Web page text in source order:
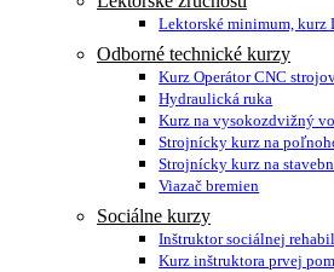
Lektorské minimum, kurz
Odborné technické kurzy
Kurz Operátor CNC
Hydraulická ruka
Kurz na vysokozdvižný
Strojnícky kurz na
Strojnícky kurz na
Viazač bremien
Sociálne kurzy
Inštruktor sociálnej
Kurz inštruktora prvej